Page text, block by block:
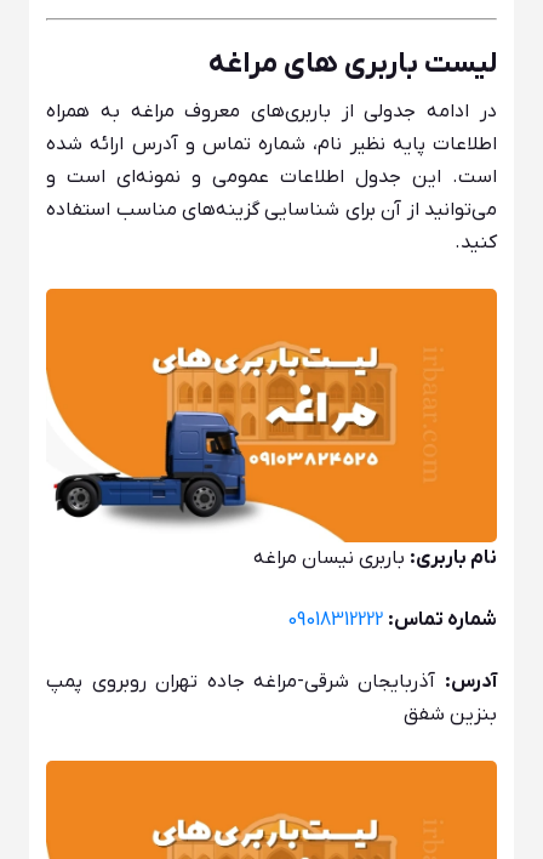
لیست باربری های مراغه
در ادامه جدولی از باربری‌های معروف مراغه به همراه
اطلاعات پایه نظیر نام، شماره تماس و آدرس ارائه شده
است. این جدول اطلاعات عمومی و نمونه‌ای است و
می‌توانید از آن برای شناسایی گزینه‌های مناسب استفاده
کنید.
نام باربری: باربری نیسان مراغه
شماره تماس: 09018312222
آدرس: آذربایجان شرقی-مراغه جاده تهران روبروی پمپ
بنزین شفق